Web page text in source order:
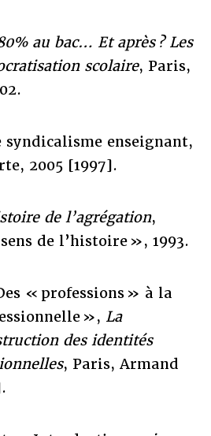
au bac… Et après ? Les
scolaire, Paris,
syndicalisme enseignant,
2005 [1997].
de l’agrégation,
de l’histoire », 1993.
« professions » à la
», La
des identités
, Paris, Armand